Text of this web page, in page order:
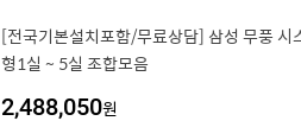
[전국기본설치포함/무료상담] 삼성 무풍
형1실 ~ 5실 조합모음
2,488,050원